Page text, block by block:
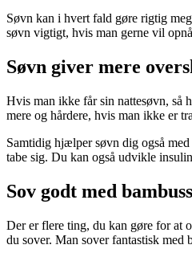
Søvn kan i hvert fald gøre rigtig
søvn vigtigt, hvis man gerne vil
Søvn giver mere
Hvis man ikke får sin nattesøvn, så
mere og hårdere, hvis man ikke er
Samtidig hjælper søvn dig også
tabe sig. Du kan også udvikle
Sov godt med
Der er flere ting, du kan gøre for at
du sover. Man sover fantastisk med